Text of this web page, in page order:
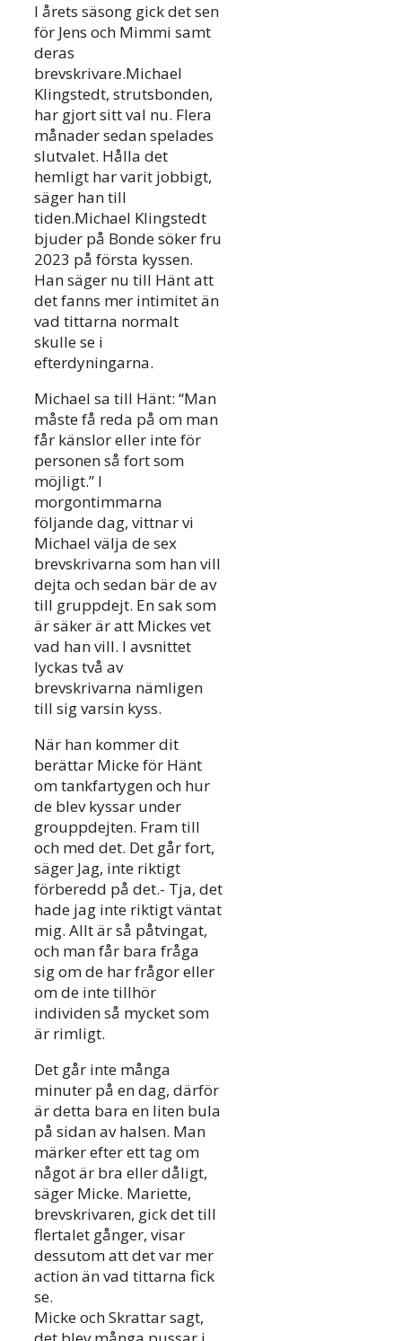
I årets säsong gick det sen
för Jens och Mimmi samt
deras
brevskrivare.Michael
Klingstedt, strutsbonden,
har gjort sitt val nu. Flera
månader sedan spelades
slutvalet. Hålla det
hemligt har varit jobbigt,
säger han till
tiden.Michael Klingstedt
bjuder på Bonde söker fru
2023 på första kyssen.
Han säger nu till Hänt att
det fanns mer intimitet än
vad tittarna normalt
skulle se i
efterdyningarna.
Michael sa till Hänt: “Man
måste få reda på om man
får känslor eller inte för
personen så fort som
möjligt.” I
morgontimmarna
följande dag, vittnar vi
Michael välja de sex
brevskrivarna som han vill
dejta och sedan bär de av
till gruppdejt. En sak som
är säker är att Mickes vet
vad han vill. I avsnittet
lyckas två av
brevskrivarna nämligen
till sig varsin kyss.
När han kommer dit
berättar Micke för Hänt
om tankfartygen och hur
de blev kyssar under
grouppdejten. Fram till
och med det. Det går fort,
säger Jag, inte riktigt
förberedd på det.- Tja, det
hade jag inte riktigt väntat
mig. Allt är så påtvingat,
och man får bara fråga
sig om de har frågor eller
om de inte tillhör
individen så mycket som
är rimligt.
Det går inte många
minuter på en dag, därför
är detta bara en liten bula
på sidan av halsen. Man
märker efter ett tag om
något är bra eller dåligt,
säger Micke. Mariette,
brevskrivaren, gick det till
flertalet gånger, visar
dessutom att det var mer
action än vad tittarna fick
se.
Micke och Skrattar sagt,